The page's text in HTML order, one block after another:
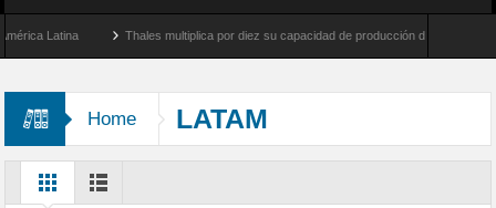
Thales multiplica por diez su capacidad de producción de radares en Brasil
Home LATAM